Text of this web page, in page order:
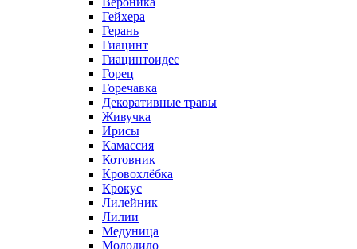
Гейхера
Герань
Гиацинт
Гиацинтоидес
Горец
Горечавка
Декоративные травы
Живучка
Ирисы
Камассия
Котовник
Кровохлёбка
Крокус
Лилейник
Лилии
Медуница
Молодило